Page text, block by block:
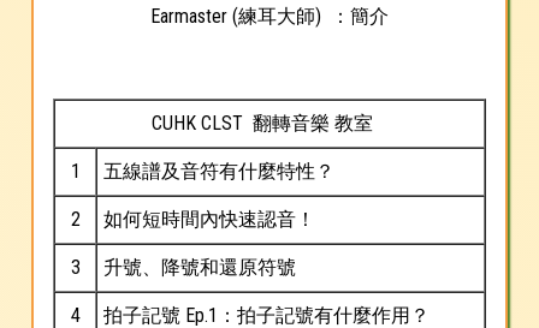
Earmaster (練耳大師) ： 簡介
CUHK CLST 翻轉音樂 教室
1 五線譜及音符有什麼特性？
2 如何短時間內快速認音！
3 升號、降號和還原符號
4 拍子記號 Ep.1：拍子記號有什麼作用？